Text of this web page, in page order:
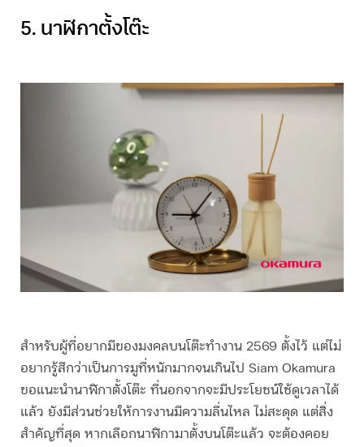
5. นาฬิกาตั้งโต๊ะ
สำหรับผู้ที่อยากมีของมงคลบนโต๊ะทํางาน 2569 ตั้งไว้ แต่ไม่
อยากรู้สึกว่าเป็นการมูที่หนักมากจนเกินไป Siam Okamura
ขอแนะนำนาฬิกาตั้งโต๊ะ ที่นอกจากจะมีประโยชน์ใช้ดูเวลาได้
แล้ว ยังมีส่วนช่วยให้การงานมีความลื่นไหล ไม่สะดุด แต่สิ่ง
สำคัญที่สุด หากเลือกนาฬิกามาตั้งบนโต๊ะแล้ว จะต้องคอย